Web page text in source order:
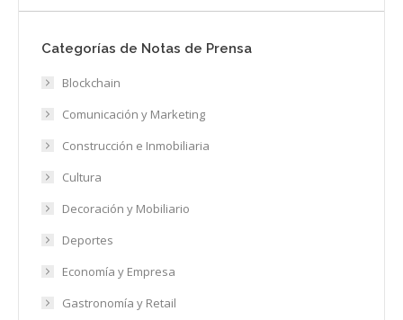
Categorías de Notas de Prensa
Blockchain
Comunicación y Marketing
Construcción e Inmobiliaria
Cultura
Decoración y Mobiliario
Deportes
Economía y Empresa
Gastronomía y Retail